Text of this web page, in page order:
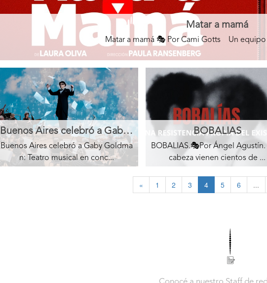
Matar a mamá
Matar a mamá 🎭 Por Cami Gotts Un equipo
Buenos Aires celebró a Gaby Goldman
Buenos Aires celebró a Gaby Goldma
n: Teatro musical en conc...
BOBALIAS
BOBALIAS.🎭Por Ángel Agustín.
cabeza vienen cientos de ...
« 1 2 3 4 5 6 ...